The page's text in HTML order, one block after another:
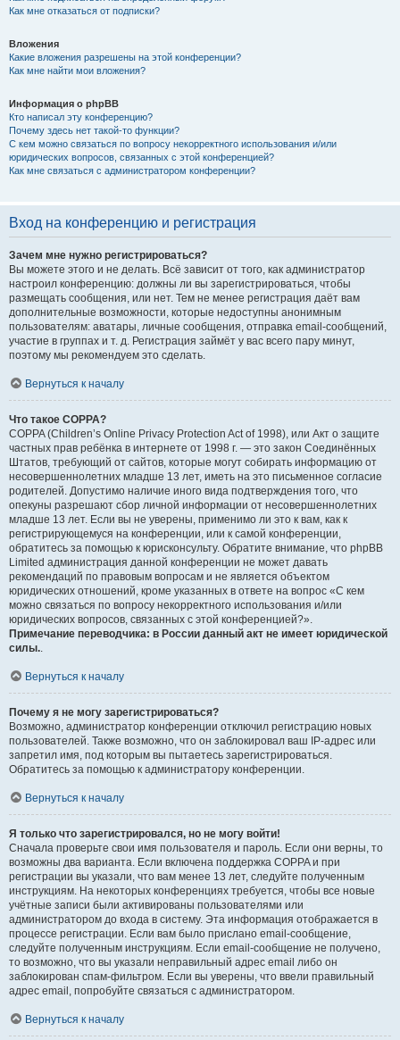
Как мне отказаться от подписки?
Вложения
Какие вложения разрешены на этой конференции?
Как мне найти мои вложения?
Информация о phpBB
Кто написал эту конференцию?
Почему здесь нет такой-то функции?
С кем можно связаться по вопросу некорректного использования и/или
юридических вопросов, связанных с этой конференцией?
Как мне связаться с администратором конференции?
Вход на конференцию и регистрация
Зачем мне нужно регистрироваться?
Вы можете этого и не делать. Всё зависит от того, как администратор
настроил конференцию: должны ли вы зарегистрироваться, чтобы
размещать сообщения, или нет. Тем не менее регистрация даёт вам
дополнительные возможности, которые недоступны анонимным
пользователям: аватары, личные сообщения, отправка email-сообщений,
участие в группах и т. д. Регистрация займёт у вас всего пару минут,
поэтому мы рекомендуем это сделать.
Вернуться к началу
Что такое COPPA?
COPPA (Children’s Online Privacy Protection Act of 1998), или Акт о защите
частных прав ребёнка в интернете от 1998 г. — это закон Соединённых
Штатов, требующий от сайтов, которые могут собирать информацию от
несовершеннолетних младше 13 лет, иметь на это письменное согласие
родителей. Допустимо наличие иного вида подтверждения того, что
опекуны разрешают сбор личной информации от несовершеннолетних
младше 13 лет. Если вы не уверены, применимо ли это к вам, как к
регистрирующемуся на конференции, или к самой конференции,
обратитесь за помощью к юрисконсульту. Обратите внимание, что phpBB
Limited администрация данной конференции не может давать
рекомендаций по правовым вопросам и не является объектом
юридических отношений, кроме указанных в ответе на вопрос «С кем
можно связаться по вопросу некорректного использования и/или
юридических вопросов, связанных с этой конференцией?».
Примечание переводчика: в России данный акт не имеет юридической
силы..
Вернуться к началу
Почему я не могу зарегистрироваться?
Возможно, администратор конференции отключил регистрацию новых
пользователей. Также возможно, что он заблокировал ваш IP-адрес или
запретил имя, под которым вы пытаетесь зарегистрироваться.
Обратитесь за помощью к администратору конференции.
Вернуться к началу
Я только что зарегистрировался, но не могу войти!
Сначала проверьте свои имя пользователя и пароль. Если они верны, то
возможны два варианта. Если включена поддержка COPPA и при
регистрации вы указали, что вам менее 13 лет, следуйте полученным
инструкциям. На некоторых конференциях требуется, чтобы все новые
учётные записи были активированы пользователями или
администратором до входа в систему. Эта информация отображается в
процессе регистрации. Если вам было прислано email-сообщение,
следуйте полученным инструкциям. Если email-сообщение не получено,
то возможно, что вы указали неправильный адрес email либо он
заблокирован спам-фильтром. Если вы уверены, что ввели правильный
адрес email, попробуйте связаться с администратором.
Вернуться к началу